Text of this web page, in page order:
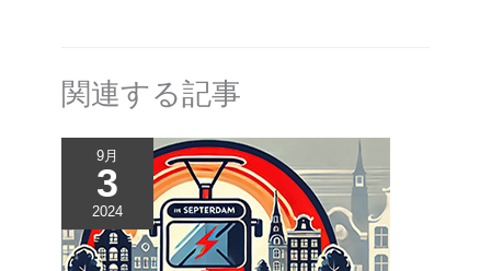
関連する記事
9月
3
2024